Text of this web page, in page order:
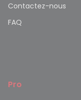
Contactez-nous
FAQ
Pro